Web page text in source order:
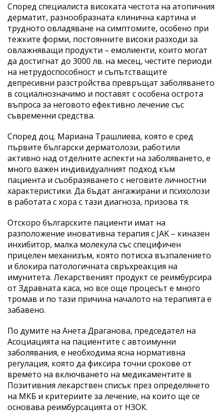
Според специалиста високата честота на атопичния
дерматит, разнообразната клинична картина и
трудното овладяване на симптомите, особено при
тежките форми, постоянните високи разходи за
овлажняващи продукти – емолиенти, които могат
да достигнат до 3000 лв. на месец, честите периоди
на нетрудоспособност и съпътстващите
депресивни разстройства превръщат заболяването
в социалнозначимо и поставят с особена острота
въпроса за неговото ефективно лечение със
съвременни средства.
Според доц. Мариана Трашлиева, която е сред
първите български дерматолози, работили
активно над отделните аспекти на заболяването, е
много важен индивидуалният подход към
пациента и съобразяването с неговите личностни
характеристики. Да бъдат ангажирани и психолози
в работата с хора с тази диагноза, призова тя.
Отскоро българските пациенти имат на
разположение иновативна терапия с JAK – киназен
инхибитор, малка молекула със специфичен
прицелен механизъм, която потиска възпалението
и блокира патологичната свръхреакция на
имунитета. Лекарственият продукт се реимбурсира
от Здравната каса, но все още процесът е много
тромав и по тази причина началото на терапията е
забавено.
По думите на Анета Драганова, председател на
Асоциацията на пациентите с автоимунни
заболявания, е необходима ясна нормативна
регулация, която да фиксира точни срокове от
времето на включването на медикаментите в
Позитивния лекарствен списък през определянето
на МКБ и критериите за лечение, на които ще се
основава реимбурсацията от НЗОК.